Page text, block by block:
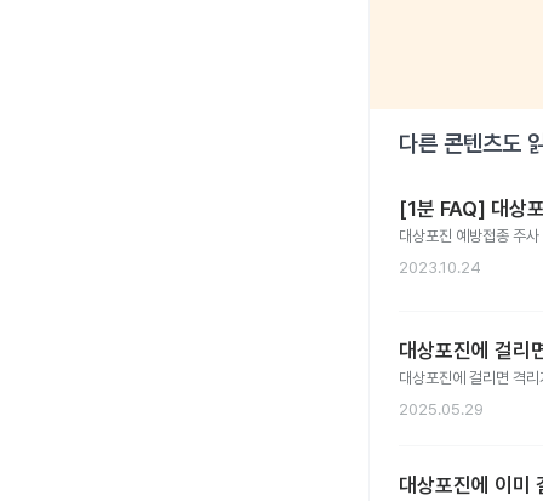
다른 콘텐츠도
[1분 FAQ] 대상
대상포진 예방접종 주
2023.10.24
대상포진에 걸리
대상포진에 걸리면 격
2025.05.29
대상포진에 이미